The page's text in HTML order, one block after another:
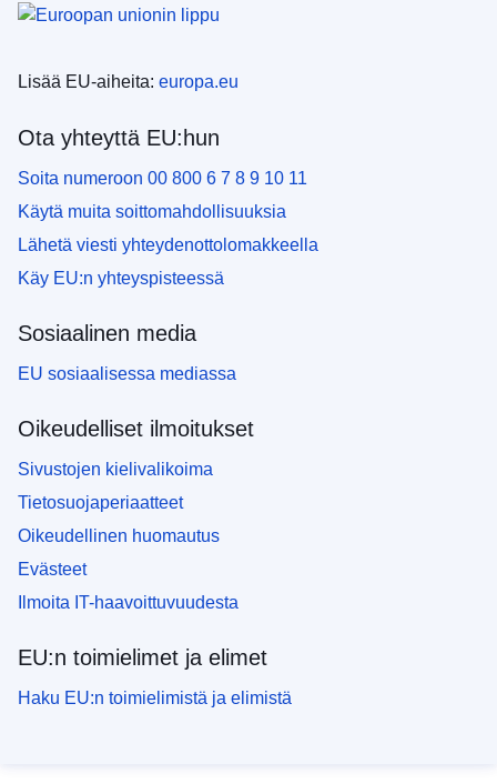
Lisää EU-aiheita: europa.eu
Ota yhteyttä EU:hun
Soita numeroon 00 800 6 7 8 9 10 11
Käytä muita soittomahdollisuuksia
Lähetä viesti yhteydenottolomakkeella
Käy EU:n yhteyspisteessä
Sosiaalinen media
EU sosiaalisessa mediassa
Oikeudelliset ilmoitukset
Sivustojen kielivalikoima
Tietosuojaperiaatteet
Oikeudellinen huomautus
Evästeet
Ilmoita IT-haavoittuvuudesta
EU:n toimielimet ja elimet
Haku EU:n toimielimistä ja elimistä